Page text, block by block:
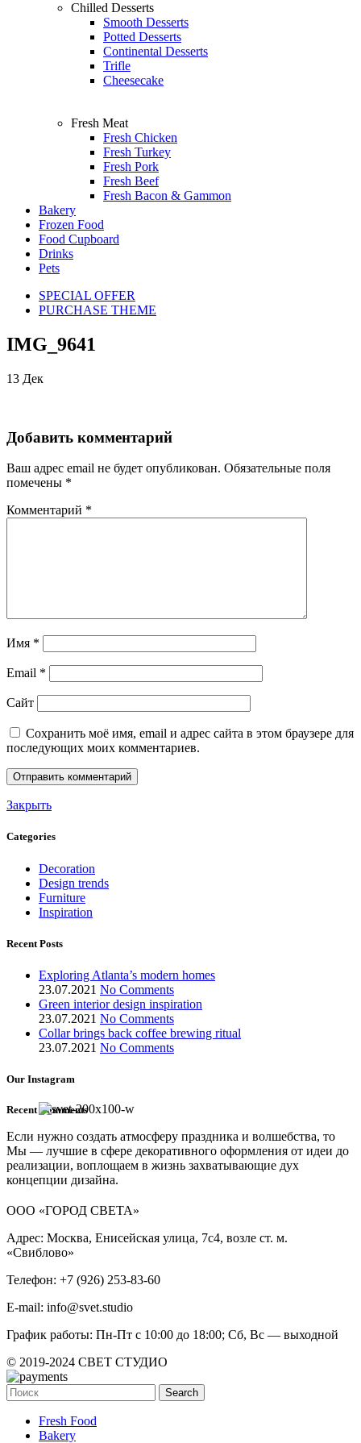
Chilled Desserts
Smooth Desserts
Potted Desserts
Continental Desserts
Trifle
Cheesecake
Fresh Meat
Fresh Chicken
Fresh Turkey
Fresh Pork
Fresh Beef
Fresh Bacon & Gammon
Bakery
Frozen Food
Food Cupboard
Drinks
Pets
SPECIAL OFFER
PURCHASE THEME
IMG_9641
13 Дек
Добавить комментарий
Ваш адрес email не будет опубликован. Обязательные поля
помечены *
Комментарий *
Имя *
Email *
Сайт
Сохранить моё имя, email и адрес сайта в этом браузере для
последующих моих комментариев.
Закрыть
Categories
Decoration
Design trends
Furniture
Inspiration
Recent Posts
Exploring Atlanta’s modern homes
23.07.2021 No Comments
Green interior design inspiration
23.07.2021 No Comments
Collar brings back coffee brewing ritual
23.07.2021 No Comments
Our Instagram
Recent Comments
Если нужно создать атмосферу праздника и волшебства, то
Мы — лучшие в сфере декоративного оформления от идеи до
реализации, воплощаем в жизнь захватывающие дух
концепции дизайна.
ООО «ГОРОД СВЕТА»
Адрес: Москва, Енисейская улица, 7с4, возле ст. м.
«Свиблово»
Телефон: +7 (926) 253-83-60
E-mail: info@svet.studio
График работы: Пн-Пт с 10:00 до 18:00; Сб, Вс — выходной
© 2019-2024 СВЕТ СТУДИО
Search
Fresh Food
Bakery